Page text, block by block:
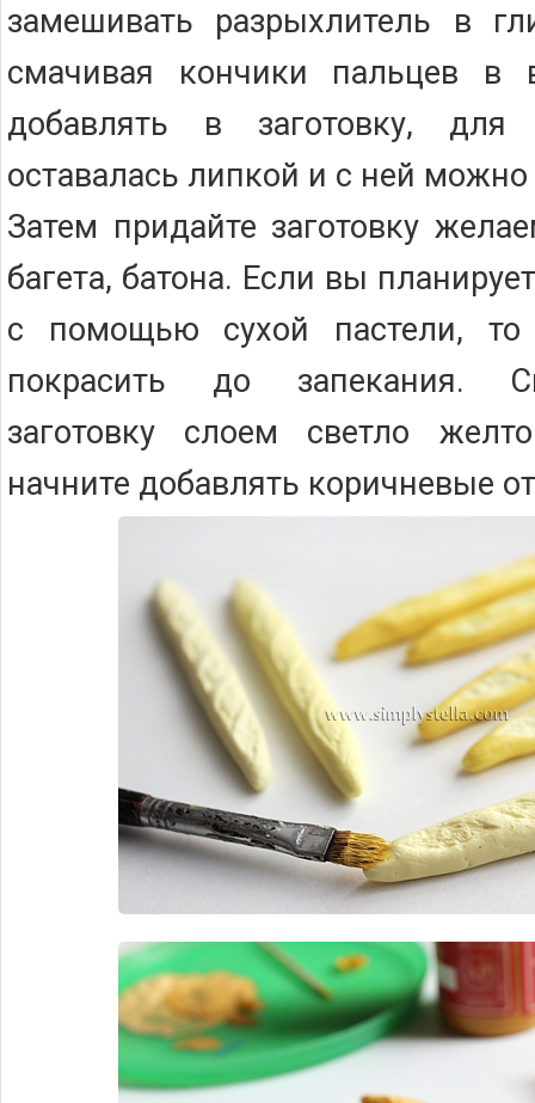
замешивать разрыхлитель в
смачивая кончики пальцев в
добавлять в заготовку,
оставалась липкой и с ней
Затем придайте заготовку
багета, батона. Если вы
с помощью сухой пастели,
покрасить до запекания.
заготовку слоем светло
начните добавлять коричневые